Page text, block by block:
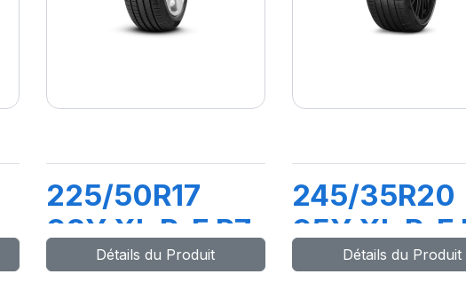
225/50R17
98Y XL R-F P7
CINTURATO
Détails du Produit
245/35R20
95Y XL R-F
ZERO/PZ4
Détails du Produit